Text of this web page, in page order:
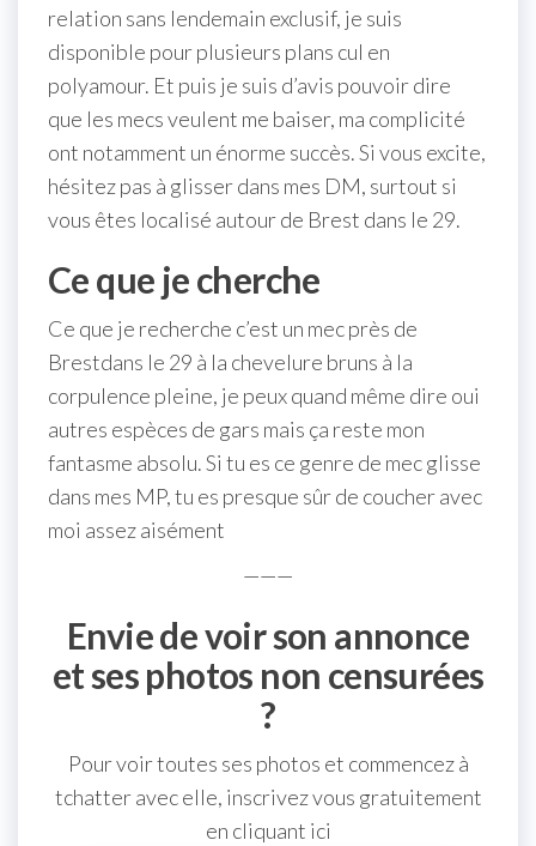
relation sans lendemain exclusif, je suis
disponible pour plusieurs plans cul en
polyamour. Et puis je suis d’avis pouvoir dire
que les mecs veulent me baiser, ma complicité
ont notamment un énorme succès. Si vous excite,
hésitez pas à glisser dans mes DM, surtout si
vous êtes localisé autour de Brest dans le 29.
Ce que je cherche
Ce que je recherche c’est un mec près de
Brestdans le 29 à la chevelure bruns à la
corpulence pleine, je peux quand même dire oui
autres espèces de gars mais ça reste mon
fantasme absolu. Si tu es ce genre de mec glisse
dans mes MP, tu es presque sûr de coucher avec
moi assez aisément
———
Envie de voir son annonce
et ses photos non censurées
?
Pour voir toutes ses photos et commencez à
tchatter avec elle, inscrivez vous gratuitement
en cliquant ici